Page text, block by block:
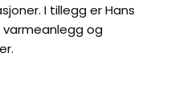
I tillegg er Hans
varmeanlegg og